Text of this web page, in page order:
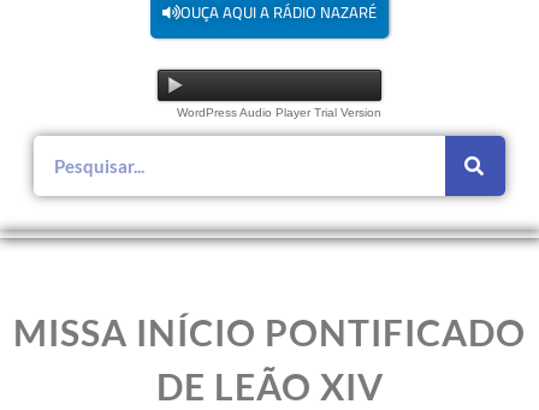
OUÇA AQUI A RÁDIO NAZARÉ
WordPress Audio Player Trial Version
MISSA INÍCIO PONTIFICADO
DE LEÃO XIV